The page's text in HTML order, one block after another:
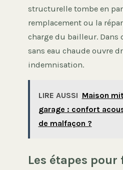
structurelle tombe en
remplacement ou la
charge du bailleur. Dans
sans eau chaude ouvre
indemnisation.
LIRE AUSSI Maison
garage : confort
de malfaçon ?
Les étapes